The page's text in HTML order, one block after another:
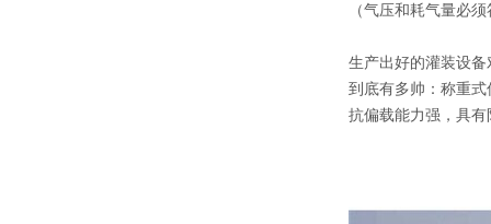
（气压和耗气量必
生产出好的灌装设
到底有多帅：称重
抗偏载能力强，具